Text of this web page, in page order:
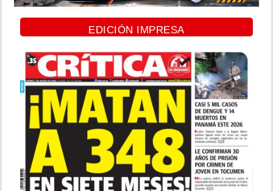
EDICIÓN IMPRESA